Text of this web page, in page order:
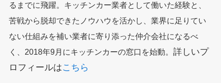
るまでに飛躍。キッチンカー業者として働いた経験と、
苦戦から脱却できたノウハウを活かし、業界に足りてい
ない仕組みを補い業者に寄り添った仲介会社になるべ
く、2018年9月にキッチンカーの窓口を始動。 詳しいプ
ロフィールはこちら